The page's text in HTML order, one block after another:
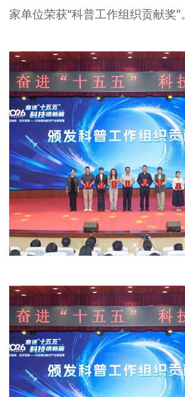
家单位荣获“科普工作组织贡献奖”。